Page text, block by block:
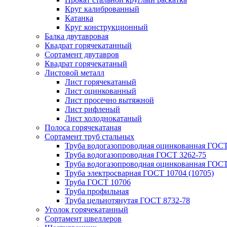
Круг калиброванный
Катанка
Круг конструкционный
Балка двутавровая
Квадрат горячекатанный
Сортамент двутавров
Квадрат горячекатаный
Листовой металл
Лист горячекатаный
Лист оцинкованный
Лист просечно вытяжной
Лист рифленый
Лист холоднокатаный
Полоса горячекатаная
Сортамент труб стальных
Труба водогазопроводная оцинкованная
Труба водогазопроводная ГОСТ 3262-75
Труба водогазопроводная оцинкованная
Труба электросварная ГОСТ 10704 (10705)
Труба ГОСТ 10706
Труба профильная
Труба цельнотянутая ГОСТ 8732-78
Уголок горячекатанный
Сортамент швеллеров